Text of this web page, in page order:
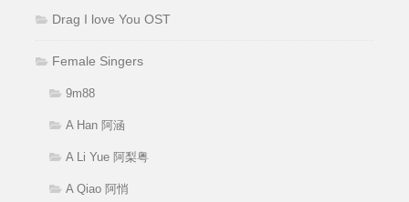
Drag I love You OST
Female Singers
9m88
A Han 阿涵
A Li Yue 阿梨粤
A Qiao 阿悄